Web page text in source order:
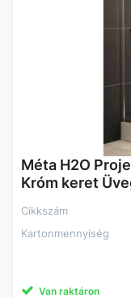
Méta H2O
Króm keret
Cikkszám
Kartonmennyiség
Van raktáron